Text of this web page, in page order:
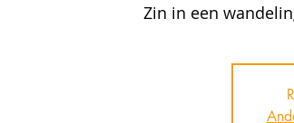
Zin in een